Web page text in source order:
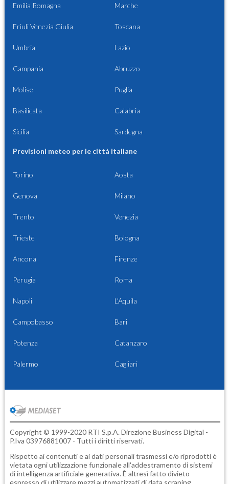
Emilia Romagna Marche
Friuli Venezia Giulia Toscana
Umbria Lazio
Campania Abruzzo
Molise Puglia
Basilicata Calabria
Sicilia Sardegna
Previsioni meteo per le città italiane
Torino Aosta
Genova Milano
Trento Venezia
Trieste Bologna
Ancona Firenze
Perugia Roma
Napoli L'Aquila
Campobasso Bari
Potenza Catanzaro
Palermo Cagliari
Copyright © 1999-2020 RTI S.p.A. Direzione Business Digital -
P.Iva 03976881007 - Tutti i diritti riservati.
Rispetto ai contenuti e ai dati personali trasmessi e/o riprodotti è
vietata ogni utilizzazione funzionale all'addestramento di sistemi
di intelligenza artificiale generativa. È altresì fatto divieto